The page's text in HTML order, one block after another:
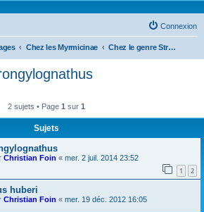
Connexion
Chez les Myrmicinae Chez le genre Strongylognathus
2 sujets • Page 1 sur 1
Sujets
Christian Foin « mer. 2 juil. 2014 23:52
1 2
huberi
Christian Foin « mer. 19 déc. 2012 16:05